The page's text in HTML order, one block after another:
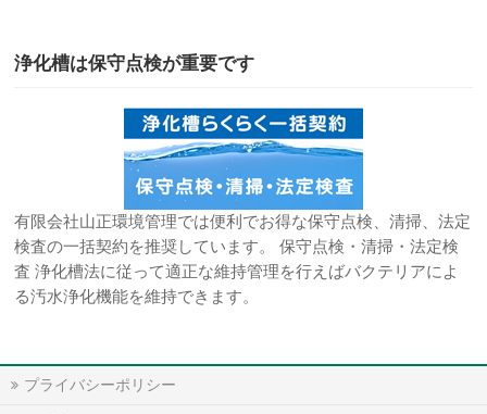
浄化槽は保守点検が重要です
有限会社山正環境管理では便利でお得な保守点検、清掃、法定
検査の一括契約を推奨しています。 保守点検・清掃・法定検
査 浄化槽法に従って適正な維持管理を行えばバクテリアによ
る汚水浄化機能を維持できます。
プライバシーポリシー